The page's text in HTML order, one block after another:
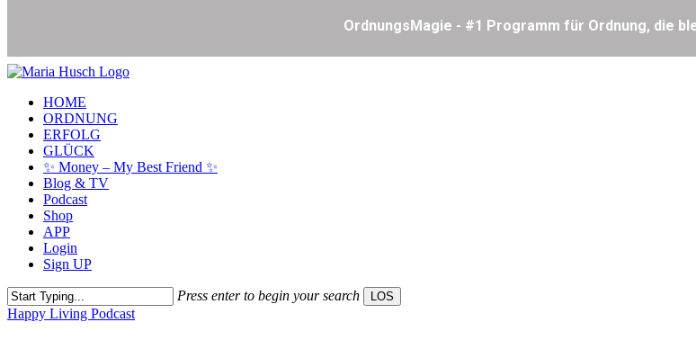
Skip
main
content
Menu
HOME
ORDNUNG
ERFOLG
GLÜCK
✨ Money – My Best Friend ✨
Blog & TV
Podcast
Shop
APP
Login
Sign UP
Press enter to begin your search LOS
Close
Happy Living Podcast